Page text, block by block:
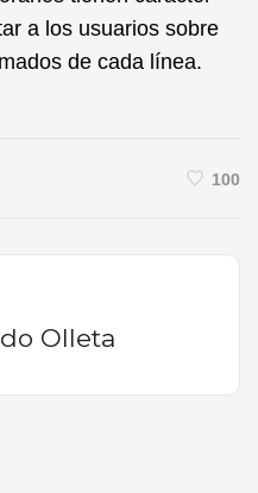
a los usuarios sobre
de cada línea.
100
Olleta